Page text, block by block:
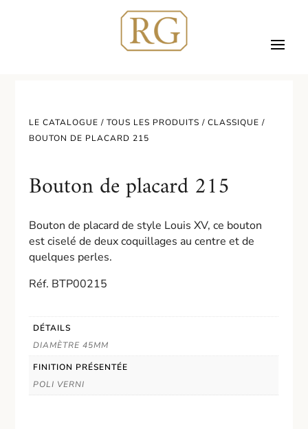
LE CATALOGUE /TOUS LES PRODUITS /CLASSIQUE /
BOUTON DE PLACARD 215
Bouton de placard 215
Bouton de placard de style Louis XV, ce bouton
est ciselé de deux coquillages au centre et de
quelques perles.
Réf. BTP00215
DÉTAILS
DIAMÈTRE 45MM
FINITION PRÉSENTÉE
POLI VERNI